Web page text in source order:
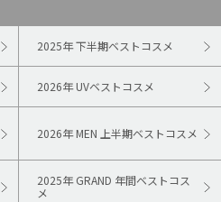
2025年 下半期ベストコスメ
2026年 UVベストコスメ
2026年 MEN 上半期ベストコスメ
2025年 GRAND 年間ベストコス
メ